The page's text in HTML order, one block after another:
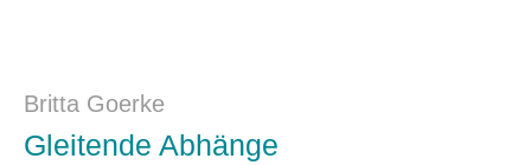
Britta Goerke
Gleitende Abhänge